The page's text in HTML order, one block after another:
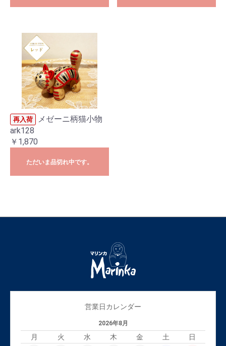
再入荷
メゼーニ柄猫小物
ark128
￥1,870
ただいま品切れ中です。
営業日カレンダー
2026年8月
月 火 水 木 金 土
日